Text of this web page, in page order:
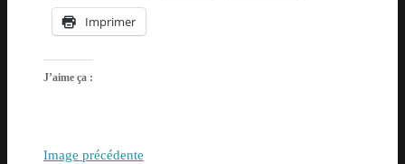
Imprimer
J’aime ça :
Image précédente